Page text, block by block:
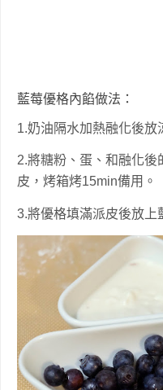
藍莓優格內餡做法：
1.奶油隔水加熱融化後放
2.將糖粉、蛋、和融化
皮，烤箱烤15min備用。
3.將優格填滿派皮後放上